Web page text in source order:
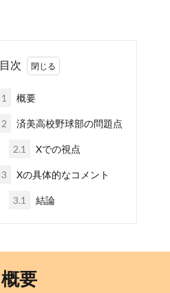
目次
1 概要
2 済美高校野球部の問題点
2.1 Xでの視点
3 Xの具体的なコメント
3.1 結論
概要